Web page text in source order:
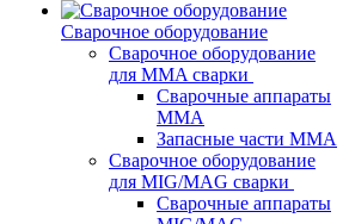
Сварочное оборудование
Сварочное оборудование
для MMA сварки
Сварочные аппараты
MMA
Запасные части MMA
Сварочное оборудование
для MIG/MAG сварки
Сварочные аппараты